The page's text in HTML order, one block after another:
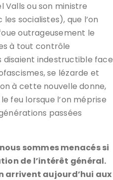
Valls ou son ministre
socialistes), que l’on
outrageusement le
à tout contrôle
disaient indestructible face
se lézarde et
à cette nouvelle donne,
feu lorsque l’on méprise
passées
sommes menacés si
de l’intérêt général.
arrivent aujourd’hui aux